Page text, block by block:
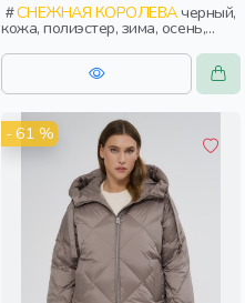
СНЕЖНАЯ КОРОЛЕВАчерный,
кожа, полиэстер, зима, осень,
россия, прямые, укороченные,
застежка, утепленные, кнопки,
клапан, свободные, карман,
воротник, женщины, взрослые
- 61 %